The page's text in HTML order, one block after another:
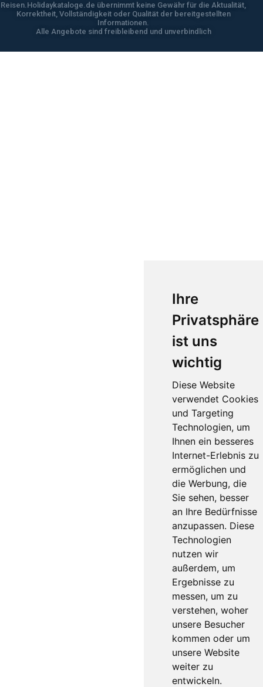
Ihre
Privatsphäre
ist uns
wichtig
Diese Website
verwendet Cookies
und Targeting
Technologien, um
Ihnen ein besseres
Internet-Erlebnis zu
ermöglichen und
die Werbung, die
Sie sehen, besser
an Ihre Bedürfnisse
anzupassen. Diese
Technologien
nutzen wir
außerdem, um
Ergebnisse zu
messen, um zu
verstehen, woher
unsere Besucher
kommen oder um
unsere Website
weiter zu
entwickeln.
Reisen.Holidaykataloge.de übernimmt keine Gewähr für die Aktualität,
Korrektheit, Vollständigkeit oder Qualität der bereitgestellten
Informationen.
Alle Angebote sind freibleibend und unverbindlich